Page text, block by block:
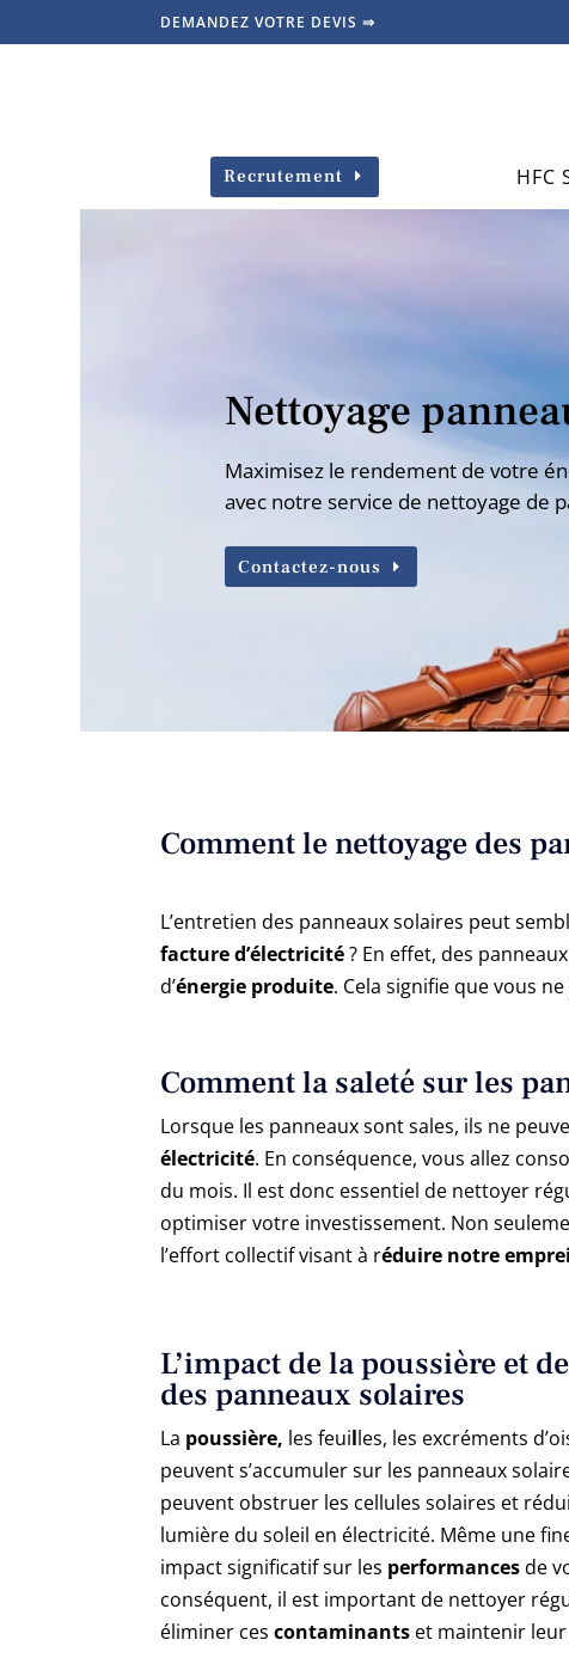
DEMANDEZ VOTRE DEVIS ⇒
Recrutement HFC
Nettoyage
Maximisez le rendement de votre
avec notre service de nettoyage de
Contactez-nous
Comment le nettoyage des
L’entretien des panneaux solaires peut
facture d’électricité? En effet, des
d’énergie produite. Cela signifie que vous
Comment la saleté sur les
Lorsque les panneaux sont sales, ils ne
électricité. En conséquence, vous allez
du mois. Il est donc essentiel de nettoyer
optimiser votre investissement. Non
l’effort collectif visant à réduire notre
L’impact de la poussière et
des panneaux solaires
La poussière, les feuilles, les excréments
peuvent s’accumuler sur les panneaux
peuvent obstruer les cellules solaires et
lumière du soleil en électricité. Même une
impact significatif sur les performancesde
conséquent, il est important de nettoyer
éliminer cescontaminants et maintenir